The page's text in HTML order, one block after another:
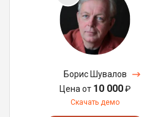
Борис Шувалов
Цена от 10 000₽
Скачать демо